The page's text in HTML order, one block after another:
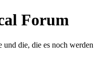
Forum
und die, die es noch werden